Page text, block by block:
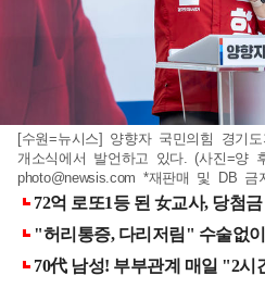
[수원=뉴시스] 양향자 국민의힘 경기
개소식에서 발언하고 있다. (사진=양
photo@newsis.com *재판매 및 DB 금